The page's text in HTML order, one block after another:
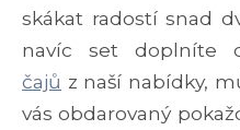
skákat radostí snad
navíc set doplníte
čajů z naší nabídky,
vás obdarovaný